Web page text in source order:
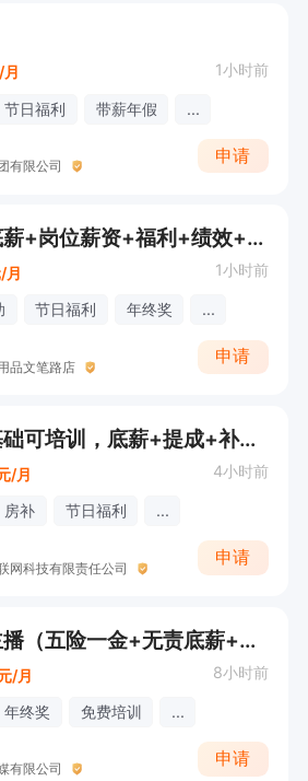
月 1小时前
节日福利 带薪年假 ...
有限公司
申请
新媒体运营（底薪+岗位薪资+福利+绩效+年度旅游+年终奖）
月 1小时前
节日福利 年终奖 ...
品文笔路店
申请
带货主播（零基础可培训，底薪+提成+补助）
/月 4小时前
房补 节日福利 ...
网科技有限责任公司
申请
游戏礼包带货主播（五险一金+无责底薪+提成+奖金+节假日福利）
/月 8小时前
年终奖 免费培训 ...
有限公司
申请